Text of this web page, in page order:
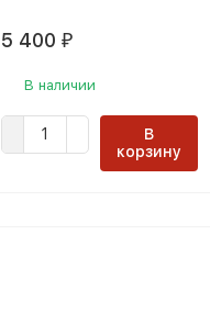
5 400 ₽
В наличии
В
корзину